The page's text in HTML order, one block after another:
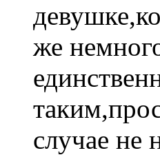
же
случае не